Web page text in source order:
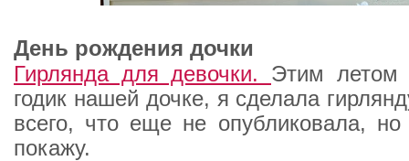
День рождения дочки
Гирлянда для девочки. Этим летом
годик нашей дочке, я сделала
всего, что еще не опубликовала, но
покажу.